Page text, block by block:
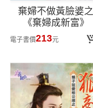
棄婦不做黃臉婆之
《棄婦成新富》
電子書價213元